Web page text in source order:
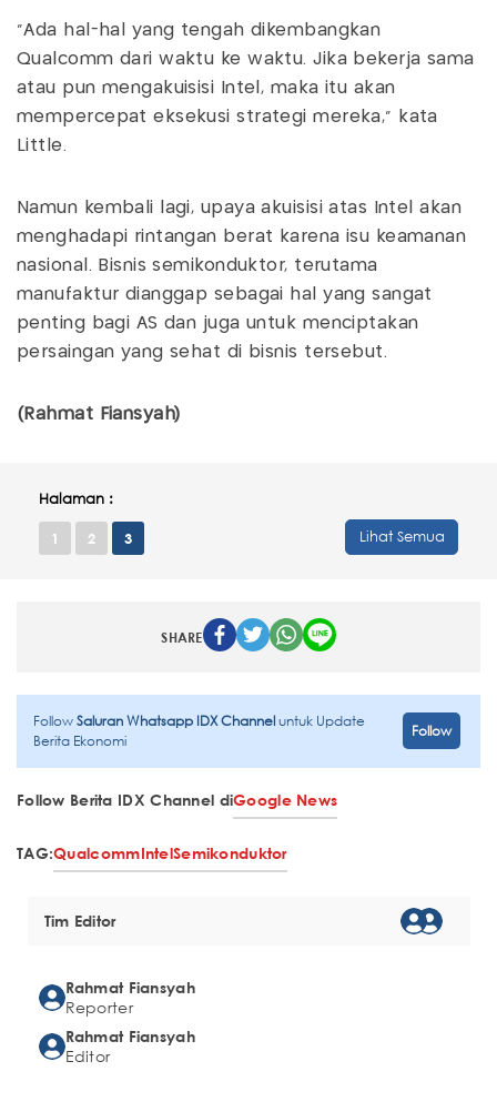
"Ada hal-hal yang tengah dikembangkan
Qualcomm dari waktu ke waktu. Jika bekerja sama
atau pun mengakuisisi Intel, maka itu akan
mempercepat eksekusi strategi mereka," kata
Little.
Namun kembali lagi, upaya akuisisi atas Intel akan
menghadapi rintangan berat karena isu keamanan
nasional. Bisnis semikonduktor, terutama
manufaktur dianggap sebagai hal yang sangat
penting bagi AS dan juga untuk menciptakan
persaingan yang sehat di bisnis tersebut.
(Rahmat Fiansyah)
Halaman :
1 2 3 Lihat Semua
SHARE
FollowSaluran Whatsapp IDX Channeluntuk Update
Berita Ekonomi
Follow
Follow Berita IDX Channel diGoogle News
TAG:QualcommIntelSemikonduktor
Tim Editor
Rahmat Fiansyah
Reporter
Rahmat Fiansyah
Editor